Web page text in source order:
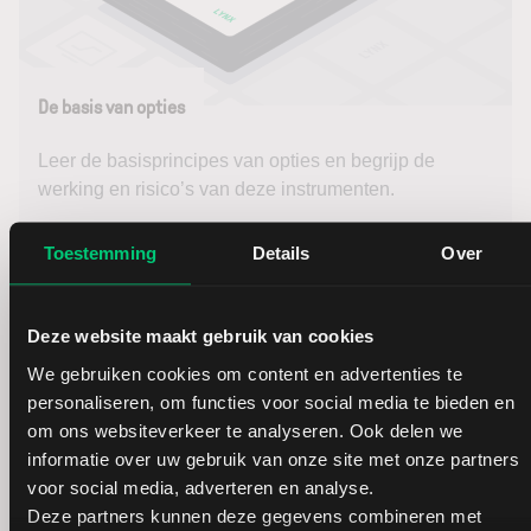
Toestemming Details Over
Deze website maakt gebruik van cookies
We gebruiken cookies om content en advertenties te
personaliseren, om functies voor social media te bieden en
om ons websiteverkeer te analyseren. Ook delen we
informatie over uw gebruik van onze site met onze partners
voor social media, adverteren en analyse.
Deze partners kunnen deze gegevens combineren met
De basis van opties
Leer de basisprincipes van opties en begrijp de
werking en risico’s van deze instrumenten.